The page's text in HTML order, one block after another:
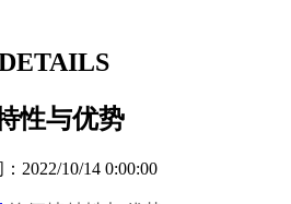
性与优势
2022/10/14 0:00:00